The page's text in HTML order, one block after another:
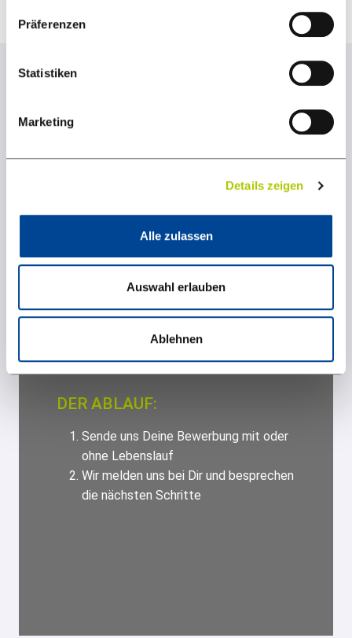
Präferenzen
Statistiken
Marketing
Details zeigen
Alle zulassen
Auswahl erlauben
Ablehnen
BEWIRB DICH JETZT
BEI TEAM HÖRMANN
und werde Teil unseres Spitzenteams. Wir
Ansprechpartnerin:
Daniela Hörmann
07541/95990-13
DER ABLAUF:
Sende uns Deine Bewerbung mit oder
ohne Lebenslauf
Wir melden uns bei Dir und besprechen
die nächsten Schritte